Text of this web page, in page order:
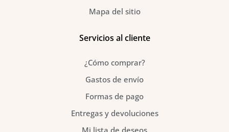
Mapa del sitio
Servicios al cliente
¿Cómo comprar?
Gastos de envío
Formas de pago
Entregas y devoluciones
Mi lista de deseos